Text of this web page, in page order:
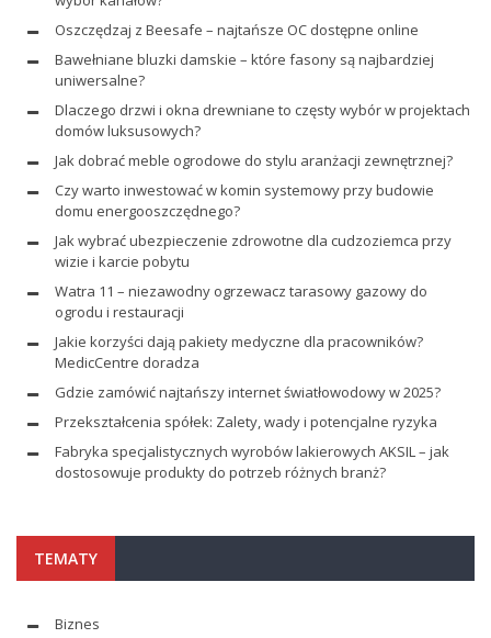
Oszczędzaj z Beesafe – najtańsze OC dostępne online
Bawełniane bluzki damskie – które fasony są najbardziej
uniwersalne?
Dlaczego drzwi i okna drewniane to częsty wybór w projektach
domów luksusowych?
Jak dobrać meble ogrodowe do stylu aranżacji zewnętrznej?
Czy warto inwestować w komin systemowy przy budowie
domu energooszczędnego?
Jak wybrać ubezpieczenie zdrowotne dla cudzoziemca przy
wizie i karcie pobytu
Watra 11 – niezawodny ogrzewacz tarasowy gazowy do
ogrodu i restauracji
Jakie korzyści dają pakiety medyczne dla pracowników?
MedicCentre doradza
Gdzie zamówić najtańszy internet światłowodowy w 2025?
Przekształcenia spółek: Zalety, wady i potencjalne ryzyka
Fabryka specjalistycznych wyrobów lakierowych AKSIL – jak
dostosowuje produkty do potrzeb różnych branż?
TEMATY
Biznes